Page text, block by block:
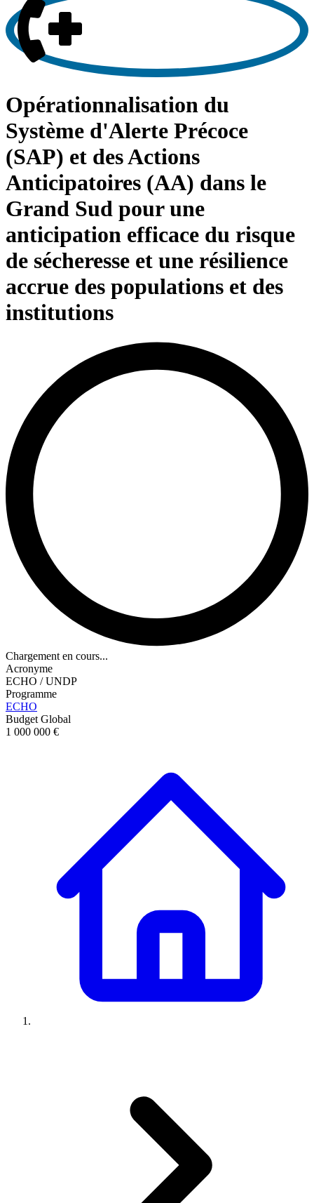
Opérationnalisation du
Système d'Alerte Précoce
(SAP) et des Actions
Anticipatoires (AA) dans le
Grand Sud pour une
anticipation efficace du risque
de sécheresse et une résilience
accrue des populations et des
institutions
Chargement en cours...
Acronyme
ECHO / UNDP
Programme
ECHO
Budget Global
1 000 000 €